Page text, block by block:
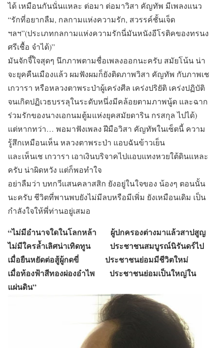
ได้ เหมือนกันนั่นแหละ ต่อมา ต่อมาวิสา คัญทัพ มีเพลงแนว
“รักที่อยากลืม, กลกามแห่งความรัก, สวรรค์ชั้นเจ็ด
ฯลฯ”(ประเภทกลกามแห่งความรักนี่มันหนังอีโรติคของทรนง
ศรีเชื้อ จำได้)”
มันจักจี๊ใจสุดๆ นึกภาพตามชื่อเพลงออกนะครับ สมัยโน้น น่า
จะยุคคืนเมืองแล้ว ผมฟังผมก็ยังติดภาพวิสา คัญทัพ กับภาพเช
เกวารา หรือหลวงตาพระป่าผู้เคร่งศีล เคร่งปริยัติ เคร่งปฏิบัติ
จนเกิดปฏิเวธบรรลุในระดับหนึ่งมีคล้อยตามภาพนู้ด และฉาก
ร่วมรักของนางเอกนมตู้มแห่งยุคสมัยดาริน กรสกุล ไปได้)
แต่หากทว่า… พอมาฟังเพลง ฝีมือวิสา คัญทัพในเซ็ตนี้ ความ
รู้สึกเหมือนเห็น หลวงตาพระป่า แอบฉันข้าวเย็น
และเห็นเช เกวารา เอาเงินบริจาคไปแอบแทงหวยใต้ดินแหละ
ครับ น่าผิดหวัง แต่ก็พอทำใจ
อย่าลืมว่า บทกวีแสนคลาสสิก ยังอยู่ในใจของ น้องๆ ตอนนั้น
นะครับ ชีวิตที่พานพบยังไม่มีลบหรือมีเพิ่ม ยังเหมือนเดิม เป็น
กำลังใจให้พี่ท่านอยู่เสมอ
“ไม่มีอำนาจใดในโลกหล้า ผู้ปกครองต่างมาแล้วสาปสูญ
ไม่มีใครล้ำเลิศน่าเทิดทูน ประชาชนสมบูรณ์นิรันดร์ไป
เมื่อยืนหยัดต่อสู้ผู้กดขี่ ประชาชนย่อมมีชีวิตใหม่
เมื่อท้องฟ้าสีทองผ่องอำไพ ประชาชนย่อมเป็นใหญ่ใน
แผ่นดิน”